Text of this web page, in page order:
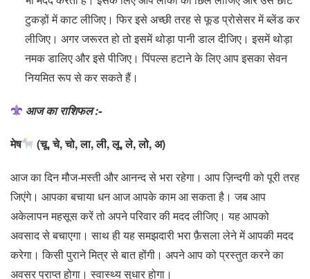
टुकड़ों में काट लीजिए। फिर इसे अच्छी तरह से फूड प्रोसेसर में ब्लेंड कर
लीजिए। अगर जरूरत हो तो इसमें थोड़ा पानी डाल दीजिए। इसमें थोड़ा
नमक डालिए और इसे पीजिए। पिंपल्स हटाने के लिए आप इसका सेवन
नियमित रूप से कर सकते हैं।
आज का राशिफल :-
मेष (चू, चे, चो, ला, ली, लू, ले, लो, अ)
आज का दिन मौज-मस्ती और आनन्द से भरा रहेगा। आप ज़िन्दगी को पूरी तरह
जिएंगे। आपका बचाया धन आज आपके काम आ सकता है। जब आप
अकेलापन महसूस करें तो अपने परिवार की मदद लीजिए। यह आपको
अवसाद से बचाएगा। साथ ही यह समझदारी भरा फ़ैसला लेने में आपकी मदद
करेगा। किसी पुराने मित्र से बात होंगी। अपने आप को प्रस्तुत करने का
अवसर प्राप्त होगा। स्वास्थ्य सुधार होगा।